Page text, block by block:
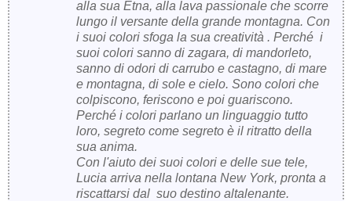
alla sua Etna, alla lava passionale che scorre
lungo il versante della grande montagna. Con
i suoi colori sfoga la sua creatività . Perché i
suoi colori sanno di zagara, di mandorleto,
sanno di odori di carrubo e castagno, di mare
e montagna, di sole e cielo. Sono colori che
colpiscono, feriscono e poi guariscono.
Perché i colori parlano un linguaggio tutto
loro, segreto come segreto è il ritratto della
sua anima.
Con l'aiuto dei suoi colori e delle sue tele,
Lucia arriva nella lontana New York, pronta a
riscattarsi dal suo destino altalenante.